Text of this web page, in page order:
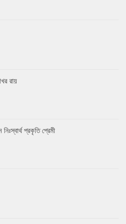
রায়
প্রকৃতি প্রেমী